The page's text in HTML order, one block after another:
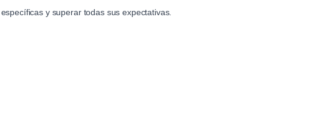
y superar todas sus expectativas.